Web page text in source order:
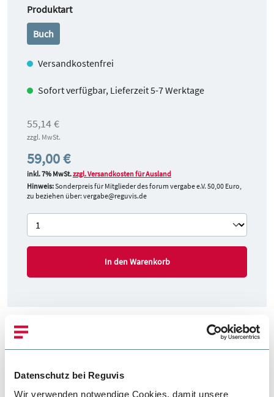
Datenschutz bei Reguvis
Wir verwenden notwendige Cookies, damit unsere
Produktartauswählen
Buch
Versandkostenfrei
Sofort verfügbar, Lieferzeit 5-7 Werktage
55,14 €
zzgl. MwSt.
59,00 €
inkl. 7% MwSt.zzgl. Versandkosten für Ausland
Hinweis:Sonderpreis für Mitglieder des forum vergabe e.V. 50,00 Euro,
zu beziehen über: vergabe@reguvis.de
In den Warenkorb
Produktbeschreibung
Der vorliegende Titel beleuchtet das Thema CPV-Code. Dem
korrekten Einsatz des CPV-Codes kommt eine enorme